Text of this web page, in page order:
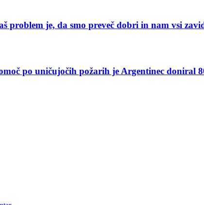
problem je, da smo preveč dobri in nam vsi
po uničujočih požarih je Argentinec doniral